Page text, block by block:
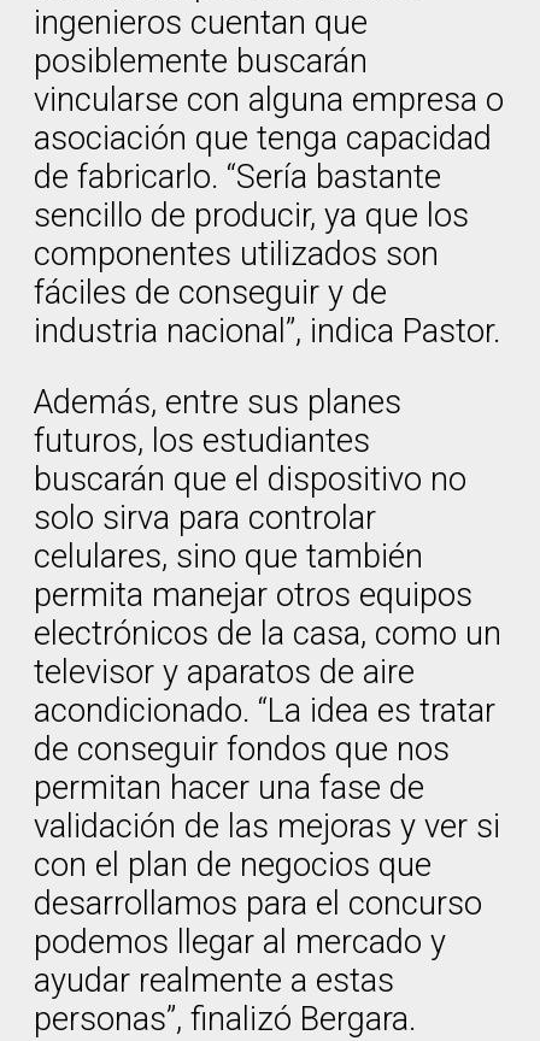
ingenieros cuentan que
posiblemente buscarán
vincularse con alguna empresa o
asociación que tenga capacidad
de fabricarlo. “Sería bastante
sencillo de producir, ya que los
componentes utilizados son
fáciles de conseguir y de
industria nacional”, indica Pastor.
Además, entre sus planes
futuros, los estudiantes
buscarán que el dispositivo no
solo sirva para controlar
celulares, sino que también
permita manejar otros equipos
electrónicos de la casa, como un
televisor y aparatos de aire
acondicionado. “La idea es tratar
de conseguir fondos que nos
permitan hacer una fase de
validación de las mejoras y ver si
con el plan de negocios que
desarrollamos para el concurso
podemos llegar al mercado y
ayudar realmente a estas
personas”, finalizó Bergara.